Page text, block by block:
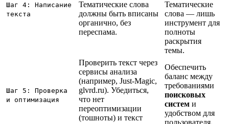
Шаг 4: Написание
текста
Тематические слова
должны быть вписаны
органично, без
переспама.
Тематические
слова — лишь
инструмент для
полноты
раскрытия
темы.
Шаг 5: Проверка
и оптимизация
Проверить текст через
сервисы анализа
(например, Just-Magic,
glvrd.ru). Убедиться,
что нет
переоптимизации
(тошноты) и текст
Обеспечить
баланс между
требованиями
поисковых
систем и
удобством для